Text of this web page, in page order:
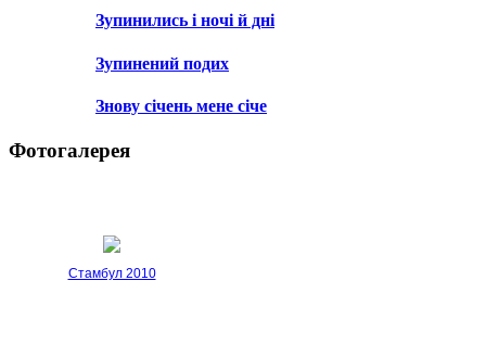
Зупинились і ночі й дні
Зупинений подих
Знову січень мене січе
Фотогалерея
Стамбул 2010